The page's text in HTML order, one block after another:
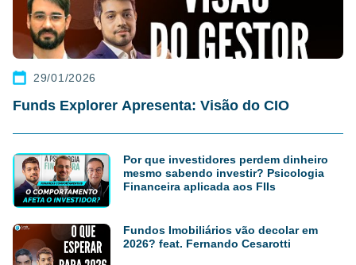
29/01/2026
Funds Explorer Apresenta: Visão do CIO
Por que investidores perdem dinheiro
mesmo sabendo investir? Psicologia
Financeira aplicada aos FIIs
Fundos Imobiliários vão decolar em
2026? feat. Fernando Cesarotti